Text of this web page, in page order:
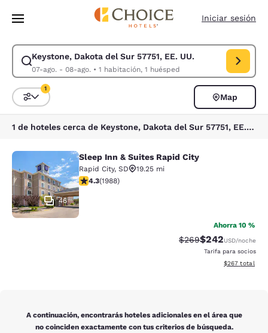
Pasar A Contenido Principal
Iniciar sesión
Keystone, Dakota del Sur 57751, EE. UU.
07-ago. - 08-ago.• 1 habitación, 1 huésped
Modificar la búsqueda de Keystone, Dakota del Sur 57751, EE. UU..
Ordenar y filtrar
1
Map
1 de hoteles cerca de Keystone, Dakota del Sur 57751, EE. UU. coinciden con tus filtros
Sleep Inn & Suites Rapid City
46
Sleep Inn & Suites Rapid City
Rapid City, SD
19.25 mi
calificación de 4.33 estrellas. Excelente. 1988 reseñas
4.3(1988)
Ahorra 10 %
Precio tachado:
$269Precio con
$242USD/noche
Tarifa para socios
Ver detalles
$267 total
A continuación, encontrarás hoteles adicionales en el área que
no coinciden exactamente con tus criterios de búsqueda.